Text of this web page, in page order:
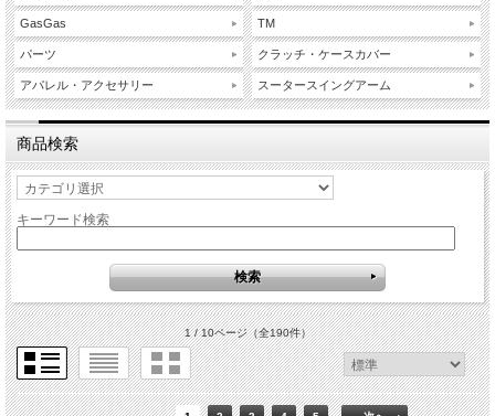
GasGas
パーツ
アパレル・アクセサリー
TM
クラッチ・ケースカバー
スータースイングアーム
商品検索
キーワード検索
1 / 10ページ（全190件）